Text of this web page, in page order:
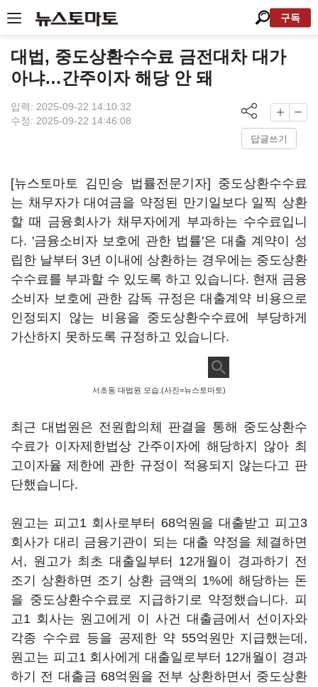
구독
대법, 중도상환수수료 금전대차 대가
아냐…간주이자 해당 안 돼
입력: 2025-09-22 14:10:32
수정: 2025-09-22 14:46:08
답글쓰기
[뉴스토마토 김민승 법률전문기자] 중도상환수수료
는 채무자가 대여금을 약정된 만기일보다 일찍 상환
할 때 금융회사가 채무자에게 부과하는 수수료입니
다. '금융소비자 보호에 관한 법률'은 대출 계약이 성
립한 날부터 3년 이내에 상환하는 경우에는 중도상환
수수료를 부과할 수 있도록 하고 있습니다. 현재 금융
소비자 보호에 관한 감독 규정은 대출계약 비용으로
인정되지 않는 비용을 중도상환수수료에 부당하게
가산하지 못하도록 규정하고 있습니다.
서초동 대법원 모습.(사진=뉴스토마토)
최근 대법원은 전원합의체 판결을 통해 중도상환수
수료가 이자제한법상 간주이자에 해당하지 않아 최
고이자율 제한에 관한 규정이 적용되지 않는다고 판
단했습니다.
원고는 피고1 회사로부터 68억원을 대출받고 피고3
회사가 대리 금융기관이 되는 대출 약정을 체결하면
서, 원고가 최초 대출일부터 12개월이 경과하기 전
조기 상환하면 조기 상환 금액의 1%에 해당하는 돈
을 중도상환수수료로 지급하기로 약정했습니다. 피
고1 회사는 원고에게 이 사건 대출금에서 선이자와
각종 수수료 등을 공제한 약 55억원만 지급했는데,
원고는 피고1 회사에게 대출일로부터 12개월이 경과
하기 전 대출금 68억원을 전부 상환하면서 중도상환